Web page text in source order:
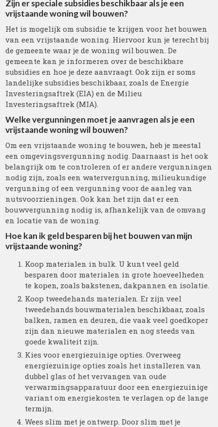
Zijn er speciale subsidies beschikbaar als je een
vrijstaande woning wil bouwen?
Het is mogelijk om subsidie te krijgen voor het bouwen
van een vrijstaande woning. Hiervoor kun je terecht bij
de gemeente waar je de woning wil bouwen. De
gemeente kan je informeren over de beschikbare
subsidies en hoe je deze aanvraagt. Ook zijn er soms
landelijke subsidies beschikbaar, zoals de Energie
Investeringsaftrek (EIA) en de Milieu
Investeringsaftrek (MIA).
Welke vergunningen moet je aanvragen als je een
vrijstaande woning wil bouwen?
Om een vrijstaande woning te bouwen, heb je meestal
een omgevingsvergunning nodig. Daarnaast is het ook
belangrijk om te controleren of er andere vergunningen
nodig zijn, zoals een watervergunning, milieukundige
vergunning of een vergunning voor de aanleg van
nutsvoorzieningen. Ook kan het zijn dat er een
bouwvergunning nodig is, afhankelijk van de omvang
en locatie van de woning.
Hoe kan ik geld besparen bij het bouwen van mijn
vrijstaande woning?
Koop materialen in bulk. U kunt veel geld
besparen door materialen in grote hoeveelheden
te kopen, zoals bakstenen, dakpannen en isolatie.
Koop tweedehands materialen. Er zijn veel
tweedehands bouwmaterialen beschikbaar, zoals
balken, ramen en deuren, die vaak veel goedkoper
zijn dan nieuwe materialen en nog steeds van
goede kwaliteit zijn.
Kies voor energiezuinige opties. Overweeg
energiezuinige opties zoals het installeren van
dubbel glas of het vervangen van oude
verwarmingsapparatuur door een energiezuinige
variant om energiekosten te verlagen op de lange
termijn.
Wees slim met je ontwerp. Door slim met je